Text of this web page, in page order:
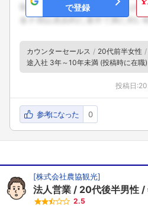
で登録
カウンターセールス 20代前半女性
途入社 3年～10年未満 (投稿時に在職)
投稿日:
参考になった 0
[株式会社農協観光]
法人営業 20代後半男性
2.5